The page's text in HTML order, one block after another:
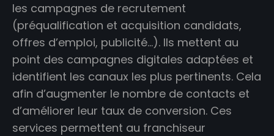
les campagnes de recrutement
(préqualification et acquisition candidats,
offres d’emploi, publicité…). Ils mettent au
point des campagnes digitales adaptées et
identifient les canaux les plus pertinents. Cela
afin d’augmenter le nombre de contacts et
d’améliorer leur taux de conversion. Ces
services permettent au franchiseur